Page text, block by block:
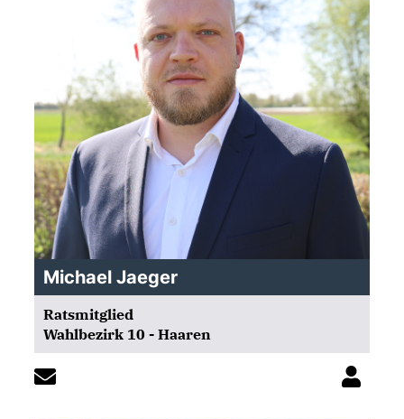
Michael Jaeger
Ratsmitglied
Wahlbezirk 10 - Haaren